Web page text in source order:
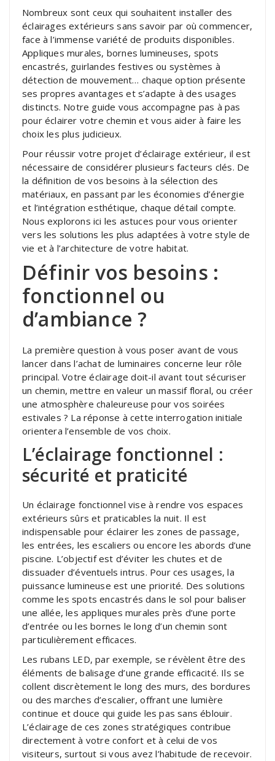
Nombreux sont ceux qui souhaitent installer des
éclairages extérieurs sans savoir par où commencer,
face à l’immense variété de produits disponibles.
Appliques murales, bornes lumineuses, spots
encastrés, guirlandes festives ou systèmes à
détection de mouvement… chaque option présente
ses propres avantages et s’adapte à des usages
distincts. Notre guide vous accompagne pas à pas
pour éclairer votre chemin et vous aider à faire les
choix les plus judicieux.
Pour réussir votre projet d’éclairage extérieur, il est
nécessaire de considérer plusieurs facteurs clés. De
la définition de vos besoins à la sélection des
matériaux, en passant par les économies d’énergie
et l’intégration esthétique, chaque détail compte.
Nous explorons ici les astuces pour vous orienter
vers les solutions les plus adaptées à votre style de
vie et à l’architecture de votre habitat.
Définir vos besoins :
fonctionnel ou
d’ambiance ?
La première question à vous poser avant de vous
lancer dans l’achat de luminaires concerne leur rôle
principal. Votre éclairage doit-il avant tout sécuriser
un chemin, mettre en valeur un massif floral, ou créer
une atmosphère chaleureuse pour vos soirées
estivales ? La réponse à cette interrogation initiale
orientera l’ensemble de vos choix.
L’éclairage fonctionnel :
sécurité et praticité
Un éclairage fonctionnel vise à rendre vos espaces
extérieurs sûrs et praticables la nuit. Il est
indispensable pour éclairer les zones de passage,
les entrées, les escaliers ou encore les abords d’une
piscine. L’objectif est d’éviter les chutes et de
dissuader d’éventuels intrus. Pour ces usages, la
puissance lumineuse est une priorité. Des solutions
comme les spots encastrés dans le sol pour baliser
une allée, les appliques murales près d’une porte
d’entrée ou les bornes le long d’un chemin sont
particulièrement efficaces.
Les rubans LED, par exemple, se révèlent être des
éléments de balisage d’une grande efficacité. Ils se
collent discrètement le long des murs, des bordures
ou des marches d’escalier, offrant une lumière
continue et douce qui guide les pas sans éblouir.
L’éclairage de ces zones stratégiques contribue
directement à votre confort et à celui de vos
visiteurs, surtout si vous avez l’habitude de recevoir.